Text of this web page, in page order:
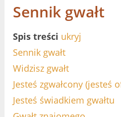
Sennik gwałt
Spis treści ukryj
Sennik gwałt
Widzisz gwałt
Jesteś zgwałcony (jesteś
Jesteś świadkiem gwałtu